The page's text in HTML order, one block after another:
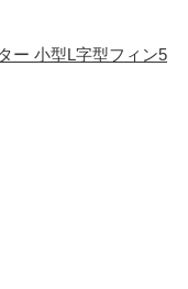
ー 小型L字型フィン5